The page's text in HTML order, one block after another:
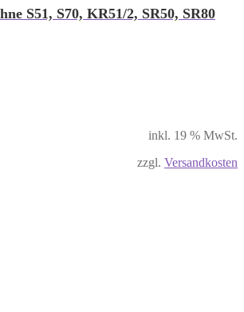
S51, S70, KR51/2, SR50, SR80
inkl. 19 % MwSt.
zzgl. Versandkosten